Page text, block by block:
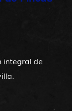
integral de